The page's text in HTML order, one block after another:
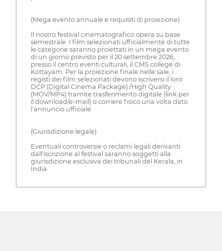
(Mega evento annuale e requisiti di proiezione)
Il nostro festival cinematografico opera su base
semestrale. I film selezionati ufficialmente di tutte
le categorie saranno proiettati in un mega evento
di un giorno previsto per il 20 settembre 2026,
presso il centro eventi culturali, il CMS college di
Kottayam. Per la proiezione finale nelle sale, i
registi dei film selezionati devono iscriversi il loro
DCP (Digital Cinema Package) /High Quality
(MOV/MP4) tramite trasferimento digitale (link per
il download/e-mail) o corriere fisico una volta dato
l'annuncio ufficiale.
(Giurisdizione legale)
Eventuali controversie o reclami legali derivanti
dall'iscrizione al festival saranno soggetti alla
giurisdizione esclusiva dei tribunali del Kerala, in
India.